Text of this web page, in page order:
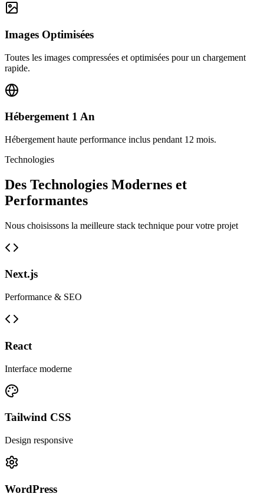
Images Optimisées
Toutes les images compressées et optimisées pour un chargement
rapide.
Hébergement 1 An
Hébergement haute performance inclus pendant 12 mois.
Technologies
Des Technologies Modernes et
Performantes
Nous choisissons la meilleure stack technique pour votre projet
Next.js
Performance & SEO
React
Interface moderne
Tailwind CSS
Design responsive
WordPress